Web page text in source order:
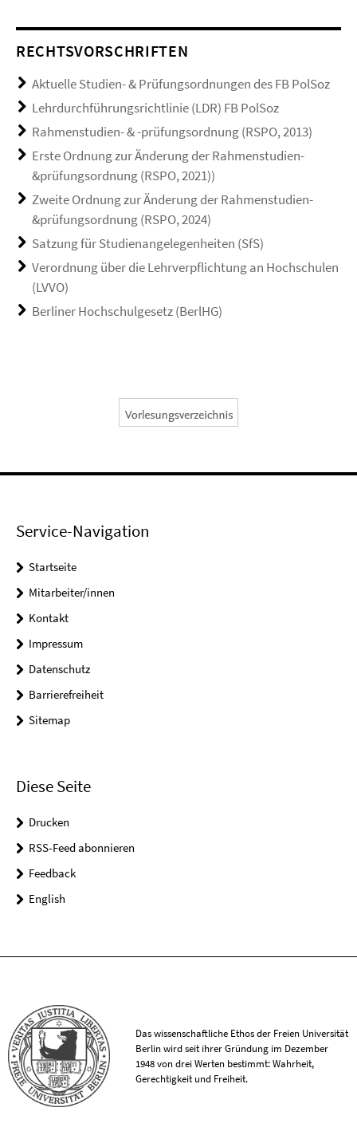
RECHTSVORSCHRIFTEN
Aktuelle Studien- & Prüfungsordnungen des FB PolSoz
Lehrdurchführungsrichtlinie (LDR) FB PolSoz
Rahmenstudien- & -prüfungsordnung (RSPO, 2013)
Erste Ordnung zur Änderung der Rahmenstudien-
&prüfungsordnung (RSPO, 2021))
Zweite Ordnung zur Änderung der Rahmenstudien-
&prüfungsordnung (RSPO, 2024)
Satzung für Studienangelegenheiten (SfS)
Verordnung über die Lehrverpflichtung an Hochschulen
(LVVO)
Berliner Hochschulgesetz (BerlHG)
Service-Navigation
Startseite
Mitarbeiter/innen
Kontakt
Impressum
Datenschutz
Barrierefreiheit
Sitemap
Diese Seite
Drucken
RSS-Feed abonnieren
Feedback
English
Das wissenschaftliche Ethos der Freien Universität
Berlin wird seit ihrer Gründung im Dezember
1948 von drei Werten bestimmt: Wahrheit,
Gerechtigkeit und Freiheit.